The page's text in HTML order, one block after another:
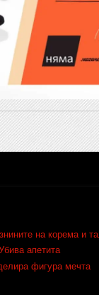
на корема и
апетита
фигура мечта